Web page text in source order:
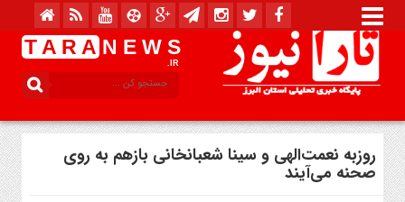
T A R A N E W S
.IR
روزبه نعمت‌الهی و سینا شعبانخانی بازهم به روی
صحنه می‌آیند